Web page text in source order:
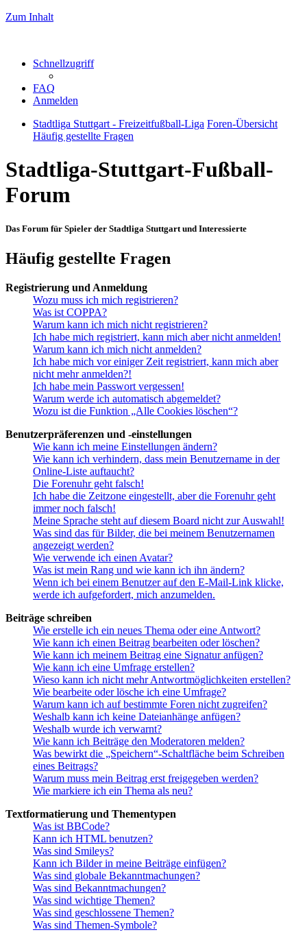
Zum Inhalt
Schnellzugriff
FAQ
Anmelden
Stadtliga Stuttgart - Freizeitfußball-Liga Foren-Übersicht
Häufig gestellte Fragen
Stadtliga-Stuttgart-Fußball-
Forum
Das Forum für Spieler der Stadtliga Stuttgart und Interessierte
Häufig gestellte Fragen
Registrierung und Anmeldung
Wozu muss ich mich registrieren?
Was ist COPPA?
Warum kann ich mich nicht registrieren?
Ich habe mich registriert, kann mich aber nicht anmelden!
Warum kann ich mich nicht anmelden?
Ich habe mich vor einiger Zeit registriert, kann mich aber
nicht mehr anmelden?!
Ich habe mein Passwort vergessen!
Warum werde ich automatisch abgemeldet?
Wozu ist die Funktion „Alle Cookies löschen“?
Benutzerpräferenzen und -einstellungen
Wie kann ich meine Einstellungen ändern?
Wie kann ich verhindern, dass mein Benutzername in der
Online-Liste auftaucht?
Die Forenuhr geht falsch!
Ich habe die Zeitzone eingestellt, aber die Forenuhr geht
immer noch falsch!
Meine Sprache steht auf diesem Board nicht zur Auswahl!
Was sind das für Bilder, die bei meinem Benutzernamen
angezeigt werden?
Wie verwende ich einen Avatar?
Was ist mein Rang und wie kann ich ihn ändern?
Wenn ich bei einem Benutzer auf den E-Mail-Link klicke,
werde ich aufgefordert, mich anzumelden.
Beiträge schreiben
Wie erstelle ich ein neues Thema oder eine Antwort?
Wie kann ich einen Beitrag bearbeiten oder löschen?
Wie kann ich meinem Beitrag eine Signatur anfügen?
Wie kann ich eine Umfrage erstellen?
Wieso kann ich nicht mehr Antwortmöglichkeiten erstellen?
Wie bearbeite oder lösche ich eine Umfrage?
Warum kann ich auf bestimmte Foren nicht zugreifen?
Weshalb kann ich keine Dateianhänge anfügen?
Weshalb wurde ich verwarnt?
Wie kann ich Beiträge den Moderatoren melden?
Was bewirkt die „Speichern“-Schaltfläche beim Schreiben
eines Beitrags?
Warum muss mein Beitrag erst freigegeben werden?
Wie markiere ich ein Thema als neu?
Textformatierung und Thementypen
Was ist BBCode?
Kann ich HTML benutzen?
Was sind Smileys?
Kann ich Bilder in meine Beiträge einfügen?
Was sind globale Bekanntmachungen?
Was sind Bekanntmachungen?
Was sind wichtige Themen?
Was sind geschlossene Themen?
Was sind Themen-Symbole?